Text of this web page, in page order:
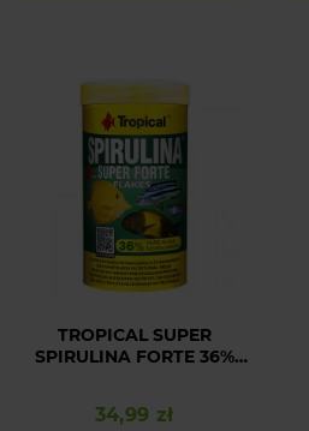
TROPICAL SUPER
SPIRULINA FORTE 36%
Cena
34,99 zł